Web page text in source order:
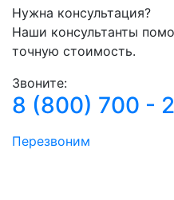
Нужна консультация?
Наши консультанты
точную стоимость.
Звоните:
8 (800) 700 -
Перезвоним